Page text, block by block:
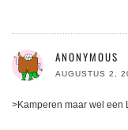
ANONYMOUS
AUGUSTUS 2,
>Kamperen maar wel een